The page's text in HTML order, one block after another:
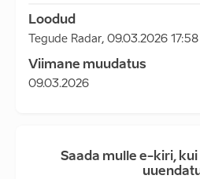
Loodud
Tegude Radar, 09.03.2026 17:58
Viimane muudatus
09.03.2026
Saada mulle e-kiri, kui